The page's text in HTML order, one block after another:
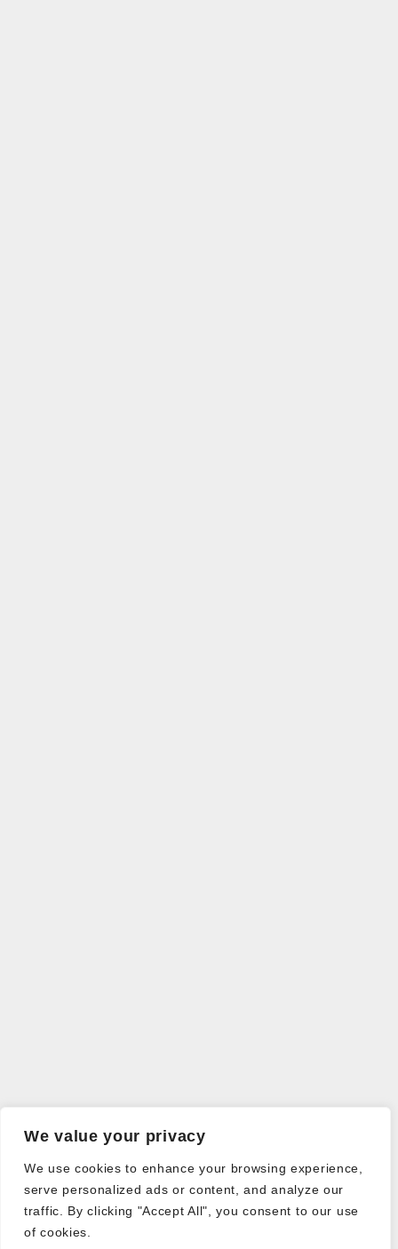
We value your privacy
We use cookies to enhance your browsing experience,
serve personalized ads or content, and analyze our
traffic. By clicking "Accept All", you consent to our use
of cookies.